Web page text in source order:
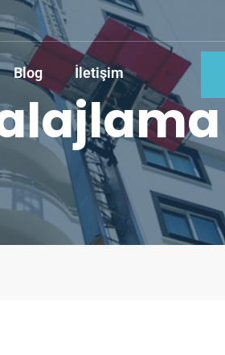
Blog İletişim